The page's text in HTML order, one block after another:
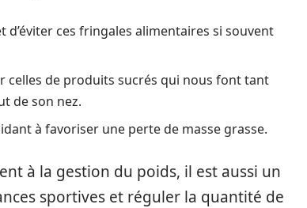
d’éviter ces fringales alimentaires si souvent
celles de produits sucrés qui nous font tant
de son nez.
à favoriser une perte de masse grasse.
à la gestion du poids, il est aussi un
sportives et réguler la quantité de